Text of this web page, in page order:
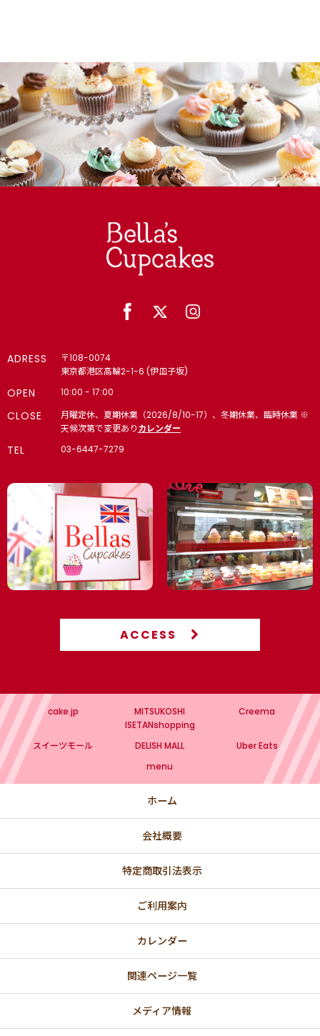
ADRESS
〒108-0074
東京都港区高輪2-1-6 (伊皿子坂)
OPEN 10:00 - 17:00
CLOSE
月曜定休、夏期休業（2026/8/10-17）、冬期休業、臨時休業 ※
天候次第で変更ありカレンダー
TEL 03-6447-7279
ACCESS
cake.jp
MITSUKOSHI
ISETANshopping
Creema
スイーツモール DELISH MALL
Uber Eats
menu
ホーム
会社概要
特定商取引法表示
ご利用案内
カレンダー
関連ページ一覧
メディア情報